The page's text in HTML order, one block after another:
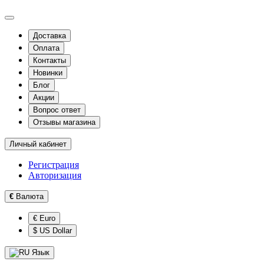
Доставка
Оплата
Контакты
Новинки
Блог
Акции
Вопрос ответ
Отзывы магазина
Личный кабинет
Регистрация
Авторизация
€ Валюта
€ Euro
$ US Dollar
Язык